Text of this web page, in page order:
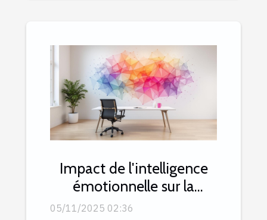
Impact de l'intelligence
émotionnelle sur la
performance
05/11/2025 02:36